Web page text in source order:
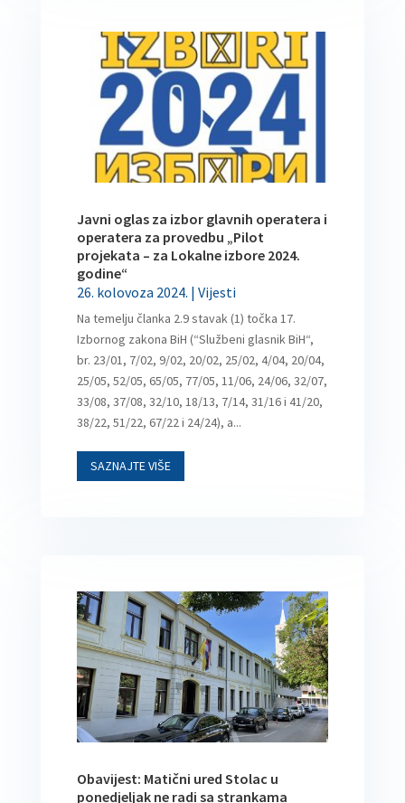
Javni oglas za izbor glavnih operatera i
operatera za provedbu „Pilot
projekata – za Lokalne izbore 2024.
godine“
26. kolovoza 2024. | Vijesti
Na temelju članka 2.9 stavak (1) točka 17.
Izbornog zakona BiH (“Službeni glasnik BiH“,
br. 23/01, 7/02, 9/02, 20/02, 25/02, 4/04, 20/04,
25/05, 52/05, 65/05, 77/05, 11/06, 24/06, 32/07,
33/08, 37/08, 32/10, 18/13, 7/14, 31/16 i 41/20,
38/22, 51/22, 67/22 i 24/24), a...
SAZNAJTE VIŠE
Obavijest: Matični ured Stolac u
ponedjeljak ne radi sa strankama